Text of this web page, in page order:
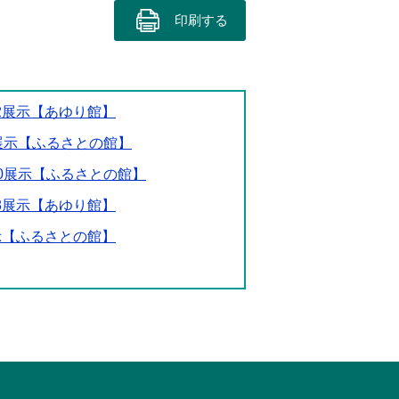
印刷する
示【あゆり館】
【ふるさとの館】
示【ふるさとの館】
示【あゆり館】
ふるさとの館】